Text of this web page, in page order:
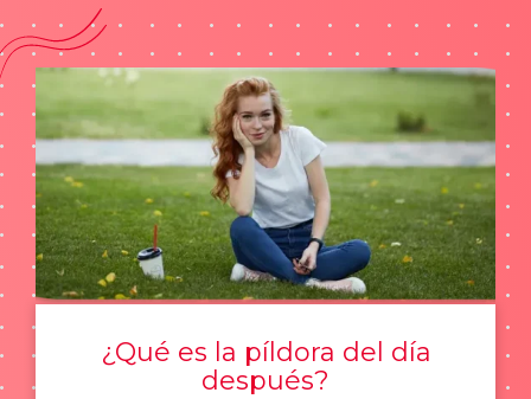
¿Qué es la píldora del día
después?